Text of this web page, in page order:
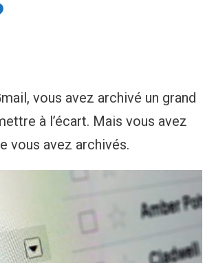
vous avez archivé un grand
à l’écart. Mais vous avez
vous avez archivés.